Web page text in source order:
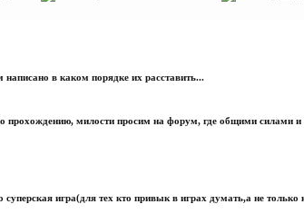
в каком порядке их расставить...
прохождению, милости просим на форум, где общими силами
игра(для тех кто привык в играх думать,а не